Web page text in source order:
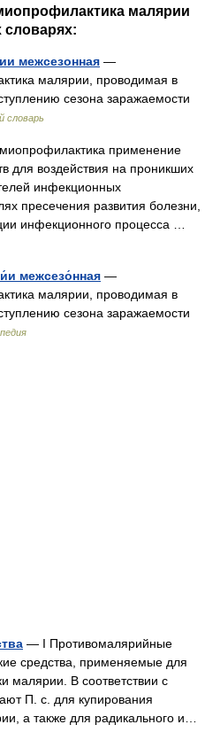
малярии
словарях:
межсезонная —
малярии, проводимая в
сезона заражаемости
словарь
применение
для воздействия на проникших
инфекционных
пресечения развития болезни,
инфекционного процесса …
межсезо́нная —
малярии, проводимая в
сезона заражаемости
— I Противомалярийные
средства, применяемые для
малярии. В соответствии с
П. с. для купирования
а также для радикального и…